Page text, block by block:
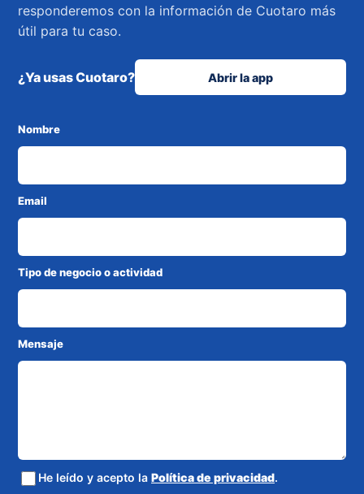
responderemos con la información de Cuotaro más
útil para tu caso.
¿Ya usas Cuotaro? Abrir la app
Nombre
Email
Tipo de negocio o actividad
Mensaje
He leído y acepto la Política de privacidad.